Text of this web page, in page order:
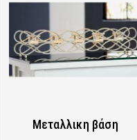
Μεταλλικη βάση